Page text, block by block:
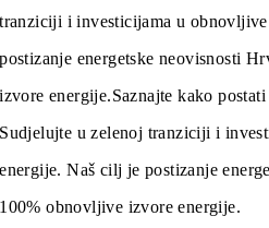
tranziciji i investicijama u
postizanje energetske neovisnosti
izvore energije.Saznajte kako
Sudjelujte u zelenoj tranziciji i
energije. Naš cilj je postizanje
100% obnovljive izvore energije.